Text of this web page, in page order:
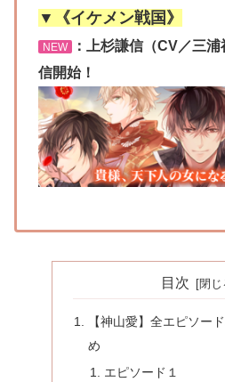
▼《イケメン戦国》
NEW
：上杉謙信（CV／三
信開始！
目次
【神山愛】全エピソー
め
エピソード１